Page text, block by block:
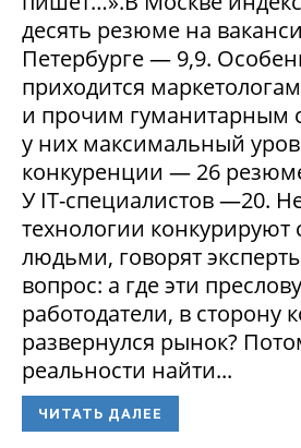
десять резюме на
Петербурге — 9,9.
приходится
и прочим гуманитарным
у них максимальный
конкуренции — 26
У IT-специалистов —20.
технологии
людьми, говорят
вопрос: а где эти
работодатели, в сторону
развернулся рынок?
реальности найти...
ЧИТАТЬ ДАЛЕЕ